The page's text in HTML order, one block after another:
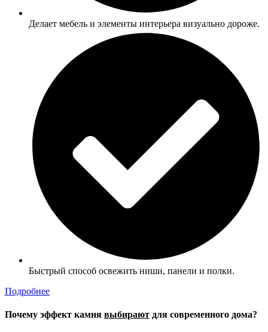
Делает мебель и элементы интерьера визуально дороже.
Быстрый способ освежить ниши, панели и полки.
Подробнее
Почему эффект камня выбирают для современного дома?